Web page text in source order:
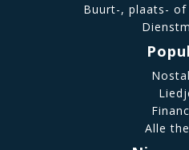
Buurt-, plaats-
Alle